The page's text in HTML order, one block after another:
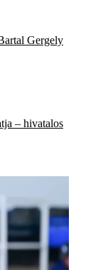
Gergely
– hivatalos